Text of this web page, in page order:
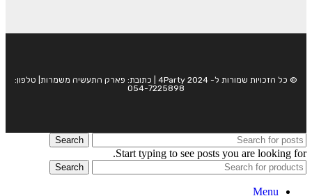
© כל הזכויות שמורות ל- 4Party 2024 | כתובת: פארק התעשיה משמרות| טלפון:
054-7225898
Search
Start typing to see posts you are looking for.
Search
Menu